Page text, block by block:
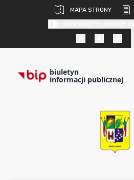
MAPA STRONY
biuletyn
informacji publicznej